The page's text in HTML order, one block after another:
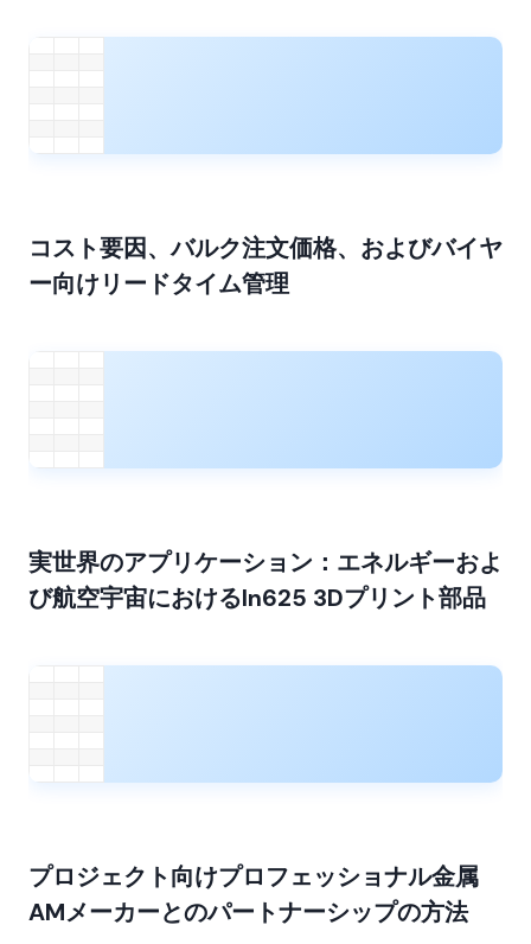
コスト要因、バルク注文価格、およびバイヤ
ー向けリードタイム管理
実世界のアプリケーション：エネルギーおよ
び航空宇宙におけるIn625 3Dプリント部品
プロジェクト向けプロフェッショナル金属
AMメーカーとのパートナーシップの方法